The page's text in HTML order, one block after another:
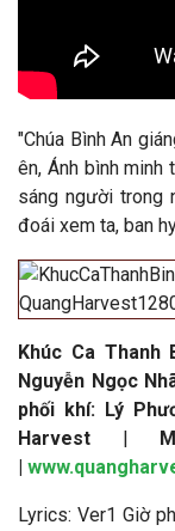
"Chúa Bình An
ên, Ánh bình
sáng người trong
đoái xem ta, ban
Khúc Ca Thanh
Nguyễn Ngọc
phối khí: Lý
Harvest |
|
Lyrics: Ver1 Giờ